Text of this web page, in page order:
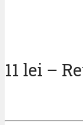
11 lei –